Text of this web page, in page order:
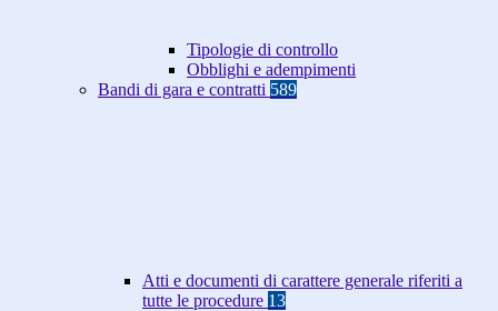
Tipologie di controllo
Obblighi e adempimenti
Bandi di gara e contratti 589
Atti e documenti di carattere generale riferiti a
tutte le procedure 13